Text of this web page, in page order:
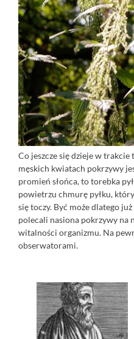
Co jeszcze się dzieje w trakcie
męskich kwiatach pokrzywy
promień słońca, to torebka
powietrzu chmurę pyłku,
się toczy. Być może dlatego
polecali nasiona pokrzywy na
witalności organizmu. Na
obserwatorami.